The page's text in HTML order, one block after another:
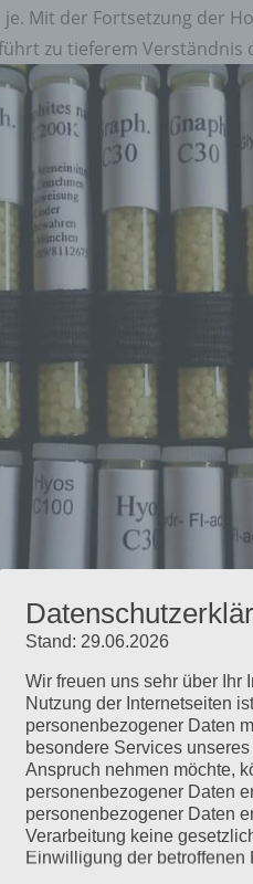
Mit der Fortsetzung der
zu tieferem Verständnis
bei Erkältungen
Okt. 7, 2022
Jahr im Herbst ist es
kann man dagegen tun?
Stand: 29.06.2026
Wir freuen uns sehr über Ihr
Nutzung der Internetseiten
personenbezogener Daten
besondere Services
Anspruch nehmen möchte,
personenbezogener Daten
personenbezogener Daten
Verarbeitung keine
Einwilligung der betroffenen